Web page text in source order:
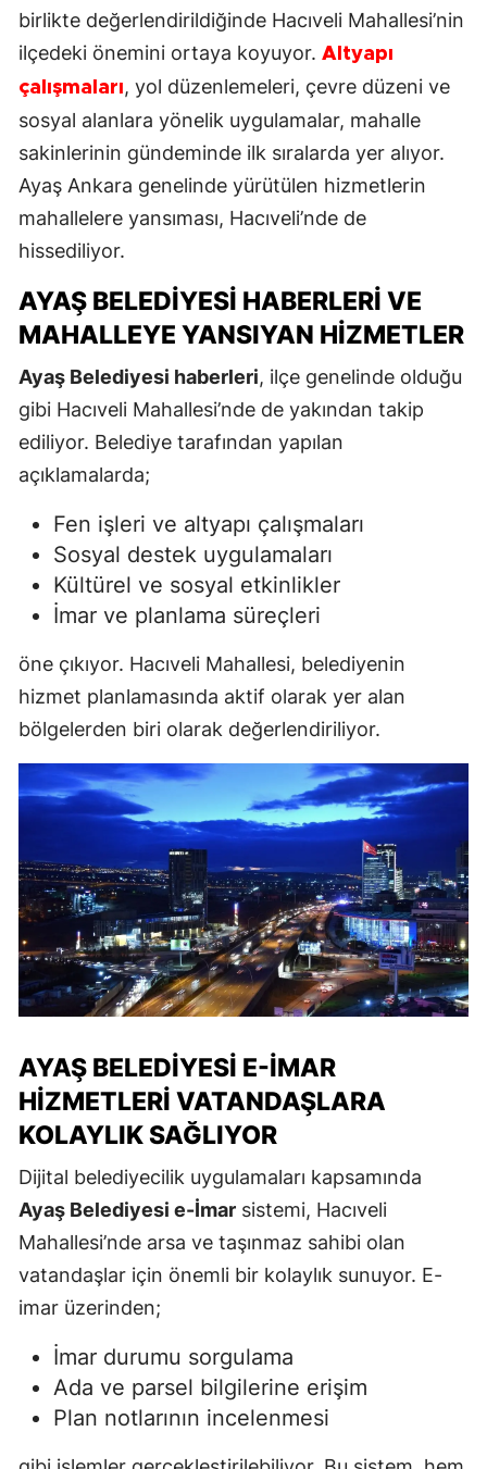
birlikte değerlendirildiğinde Hacıveli Mahallesi’nin
ilçedeki önemini ortaya koyuyor. Altyapı
çalışmaları, yol düzenlemeleri, çevre düzeni ve
sosyal alanlara yönelik uygulamalar, mahalle
sakinlerinin gündeminde ilk sıralarda yer alıyor.
Ayaş Ankara genelinde yürütülen hizmetlerin
mahallelere yansıması, Hacıveli’nde de
hissediliyor.
AYAŞ BELEDIYESI HABERLERI VE
MAHALLEYE YANSIYAN HIZMETLER
Ayaş Belediyesi haberleri, ilçe genelinde olduğu
gibi Hacıveli Mahallesi’nde de yakından takip
ediliyor. Belediye tarafından yapılan
açıklamalarda;
Fen işleri ve altyapı çalışmaları
Sosyal destek uygulamaları
Kültürel ve sosyal etkinlikler
İmar ve planlama süreçleri
öne çıkıyor. Hacıveli Mahallesi, belediyenin
hizmet planlamasında aktif olarak yer alan
bölgelerden biri olarak değerlendiriliyor.
AYAŞ BELEDIYESI E-İMAR
HIZMETLERI VATANDAŞLARA
KOLAYLIK SAĞLIYOR
Dijital belediyecilik uygulamaları kapsamında
Ayaş Belediyesi e-İmar sistemi, Hacıveli
Mahallesi’nde arsa ve taşınmaz sahibi olan
vatandaşlar için önemli bir kolaylık sunuyor. E-
imar üzerinden;
İmar durumu sorgulama
Ada ve parsel bilgilerine erişim
Plan notlarının incelenmesi